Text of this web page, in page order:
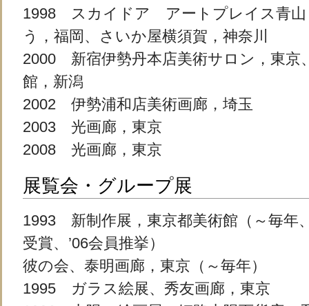
1998 スカイドア アートプレイス青山
う，福岡、さいか屋横須賀，神奈川
2000 新宿伊勢丹本店美術サロン，東京
館，新潟
2002 伊勢浦和店美術画廊，埼玉
2003 光画廊，東京
2008 光画廊，東京
展覧会・グループ展
1993 新制作展，東京都美術館（～毎年
受賞、’06会員推挙）
彼の会、泰明画廊，東京（～毎年）
1995 ガラス絵展、秀友画廊，東京